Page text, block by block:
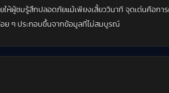
ผู้ชมรู้สึกปลอดภัยแม้เพียงเสี้ยววินาที จุดเด่นคือการ
อย ๆ ประกอบขึ้นจากข้อมูลที่ไม่สมบูรณ์